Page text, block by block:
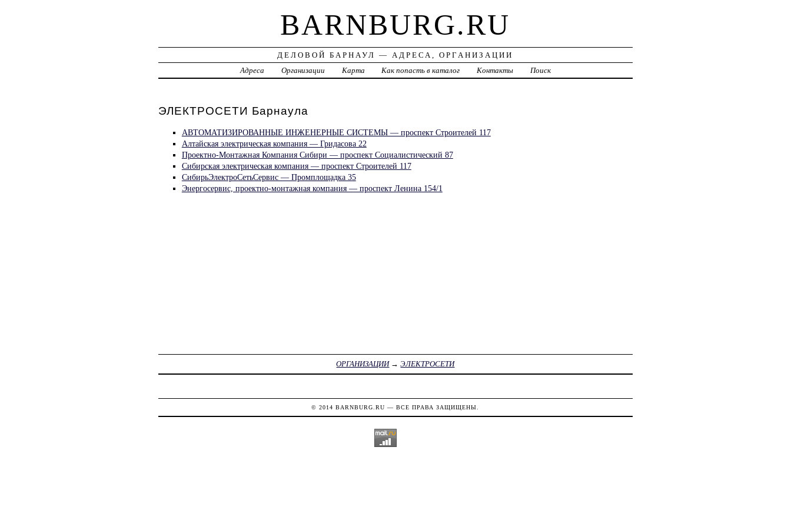
BARNBURG.RU
ДЕЛОВОЙ БАРНАУЛ — АДРЕСА, ОРГАНИЗАЦИИ
Адреса
Организации Карта Как попасть в каталог Контакты Поиск
ЭЛЕКТРОСЕТИ Барнаула
АВТОМАТИЗИРОВАННЫЕ ИНЖЕНЕРНЫЕ СИСТЕМЫ — проспект Строителей 117
Алтайская электрическая компания — Гридасова 22
Проектно-Монтажная Компания Сибири — проспект Социалистический 87
Сибирская электрическая компания — проспект Строителей 117
СибирьЭлектроСетьСервис — Промплощадка 35
Энергосервис, проектно-монтажная компания — проспект Ленина 154/1
ОРГАНИЗАЦИИ→ЭЛЕКТРОСЕТИ
© 2014BARNBURG.RU — ВСЕ ПРАВА ЗАЩИЩЕНЫ.